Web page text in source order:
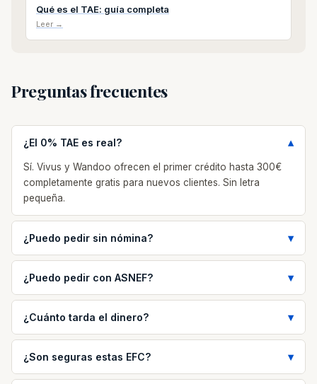
Qué es el TAE: guía completa
Leer →
Preguntas frecuentes
¿El 0% TAE es real?
Sí. Vivus y Wandoo ofrecen el primer crédito hasta 300€
completamente gratis para nuevos clientes. Sin letra
pequeña.
¿Puedo pedir sin nómina?
¿Puedo pedir con ASNEF?
¿Cuánto tarda el dinero?
¿Son seguras estas EFC?